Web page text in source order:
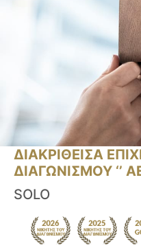
ΔΙΑΚΡΙΘΕΙΣΑ
ΔΙΑΓΩΝΙΣΜΟΥ ‘’
SOLO